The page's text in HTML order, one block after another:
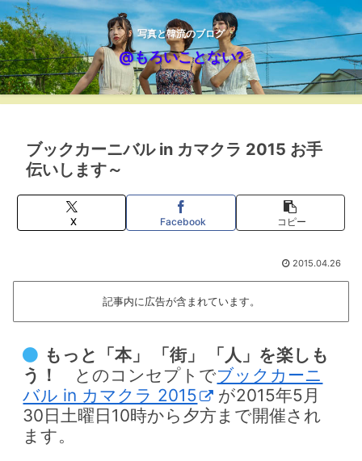
写真と韓流のブログ
@もろいことない?
ブックカーニバル in カマクラ 2015 お手
伝いします～
X Facebook コピー
2015.04.26
記事内に広告が含まれています。
もっと「本」 「街」 「人」を楽しも
う！
とのコンセプトでブックカーニ
バル in カマクラ 2015
が2015年5月
30日土曜日10時から夕方まで開催され
ます。